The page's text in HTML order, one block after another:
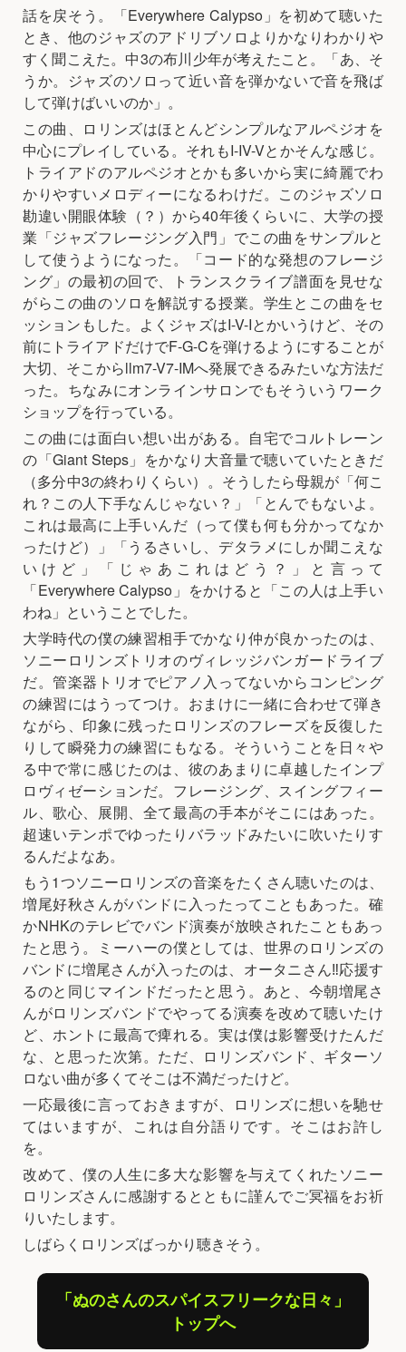
話を戻そう。「Everywhere Calypso」を初めて聴いた
とき、他のジャズのアドリブソロよりかなりわかりや
すく聞こえた。中3の布川少年が考えたこと。「あ、そ
うか。ジャズのソロって近い音を弾かないで音を飛ば
して弾けばいいのか」。
この曲、ロリンズはほとんどシンプルなアルペジオを
中心にプレイしている。それもI-IV-Vとかそんな感じ。
トライアドのアルペジオとかも多いから実に綺麗でわ
かりやすいメロディーになるわけだ。このジャズソロ
勘違い開眼体験（？）から40年後くらいに、大学の授
業「ジャズフレージング入門」でこの曲をサンプルと
して使うようになった。「コード的な発想のフレージ
ング」の最初の回で、トランスクライブ譜面を見せな
がらこの曲のソロを解説する授業。学生とこの曲をセ
ッションもした。よくジャズはI-V-Iとかいうけど、その
前にトライアドだけでF-G-Cを弾けるようにすることが
大切、そこからllm7-V7-IMへ発展できるみたいな方法だ
った。ちなみにオンラインサロンでもそういうワーク
ショップを行っている。
この曲には面白い想い出がある。自宅でコルトレーン
の「Giant Steps」をかなり大音量で聴いていたときだ
（多分中3の終わりくらい）。そうしたら母親が「何こ
れ？この人下手なんじゃない？」「とんでもないよ。
これは最高に上手いんだ（って僕も何も分かってなか
ったけど）」「うるさいし、デタラメにしか聞こえな
いけど」「じゃあこれはどう？」と言って
「Everywhere Calypso」をかけると「この人は上手い
わね」ということでした。
大学時代の僕の練習相手でかなり仲が良かったのは、
ソニーロリンズトリオのヴィレッジバンガードライブ
だ。管楽器トリオでピアノ入ってないからコンピング
の練習にはうってつけ。おまけに一緒に合わせて弾き
ながら、印象に残ったロリンズのフレーズを反復した
りして瞬発力の練習にもなる。そういうことを日々や
る中で常に感じたのは、彼のあまりに卓越したインプ
ロヴィゼーションだ。フレージング、スイングフィー
ル、歌心、展開、全て最高の手本がそこにはあった。
超速いテンポでゆったりバラッドみたいに吹いたりす
るんだよなあ。
もう1つソニーロリンズの音楽をたくさん聴いたのは、
増尾好秋さんがバンドに入ったってこともあった。確
かNHKのテレビでバンド演奏が放映されたこともあっ
たと思う。ミーハーの僕としては、世界のロリンズの
バンドに増尾さんが入ったのは、オータニさん‼️応援す
るのと同じマインドだったと思う。あと、今朝増尾さ
んがロリンズバンドでやってる演奏を改めて聴いたけ
ど、ホントに最高で痺れる。実は僕は影響受けたんだ
な、と思った次第。ただ、ロリンズバンド、ギターソ
ロない曲が多くてそこは不満だったけど。
一応最後に言っておきますが、ロリンズに想いを馳せ
てはいますが、これは自分語りです。そこはお許し
を。
改めて、僕の人生に多大な影響を与えてくれたソニー
ロリンズさんに感謝するとともに謹んでご冥福をお祈
りいたします。
しばらくロリンズばっかり聴きそう。
「ぬのさんのスパイスフリークな日々」
トップへ